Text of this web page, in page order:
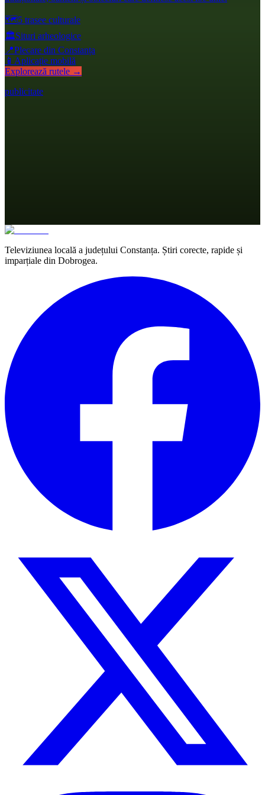
🗺️5 trasee culturale
🏛️Situri arheologice
📍Plecare din Constanța
📱 Aplicație mobilă
Explorează rutele →
publicitate
Televiziunea locală a județului Constanța. Știri corecte, rapide și
imparțiale din Dobrogea.